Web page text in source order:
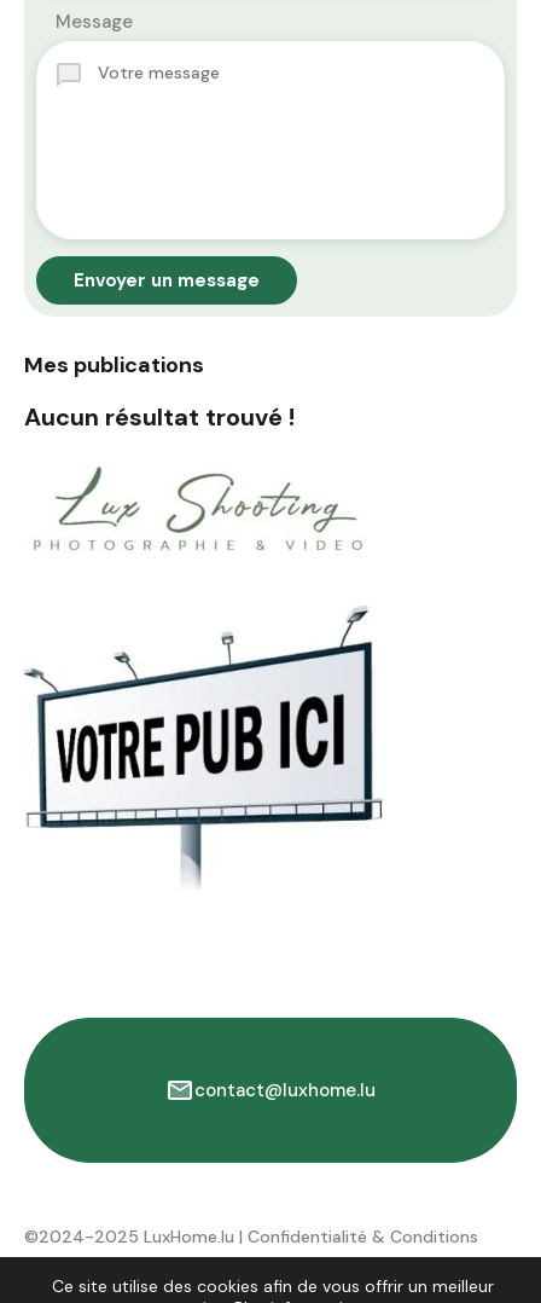
Message
Envoyer un message
Mes publications
Aucun résultat trouvé !
contact@luxhome.lu
©2024-2025 LuxHome.lu | Confidentialité & Conditions
d'utilisation
Ce site utilise des cookies afin de vous offrir un meilleur